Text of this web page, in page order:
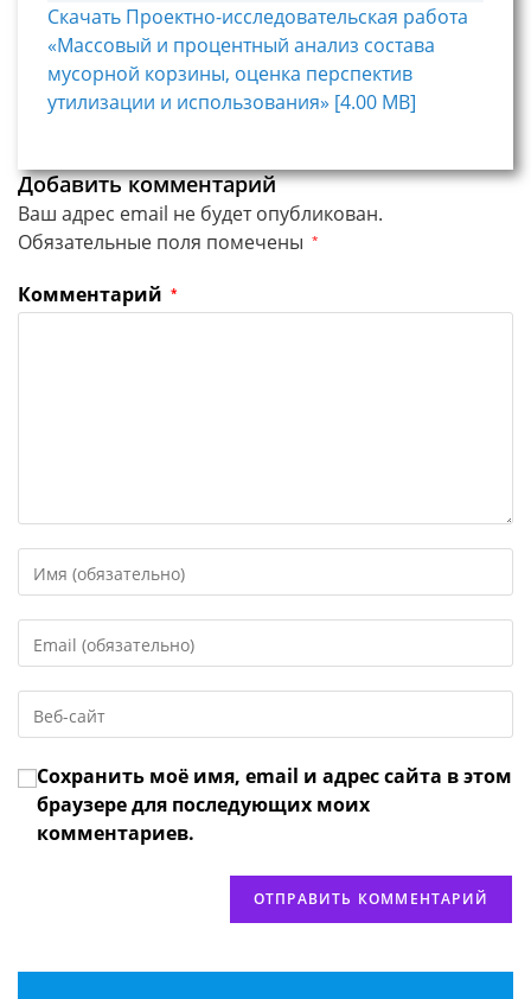
Скачать Проектно-исследовательская работа
«Массовый и процентный анализ состава
мусорной корзины, оценка перспектив
утилизации и использования» [4.00 MB]
Добавить комментарий
Ваш адрес email не будет опубликован.
Обязательные поля помечены *
Комментарий *
свое
или
имя
чтобы
прокомментировать
свой
адрес,
чтобы
URL
веб-
сайта
(необязательно)
Сохранить моё имя, email и адрес сайта в этом
браузере для последующих моих
комментариев.